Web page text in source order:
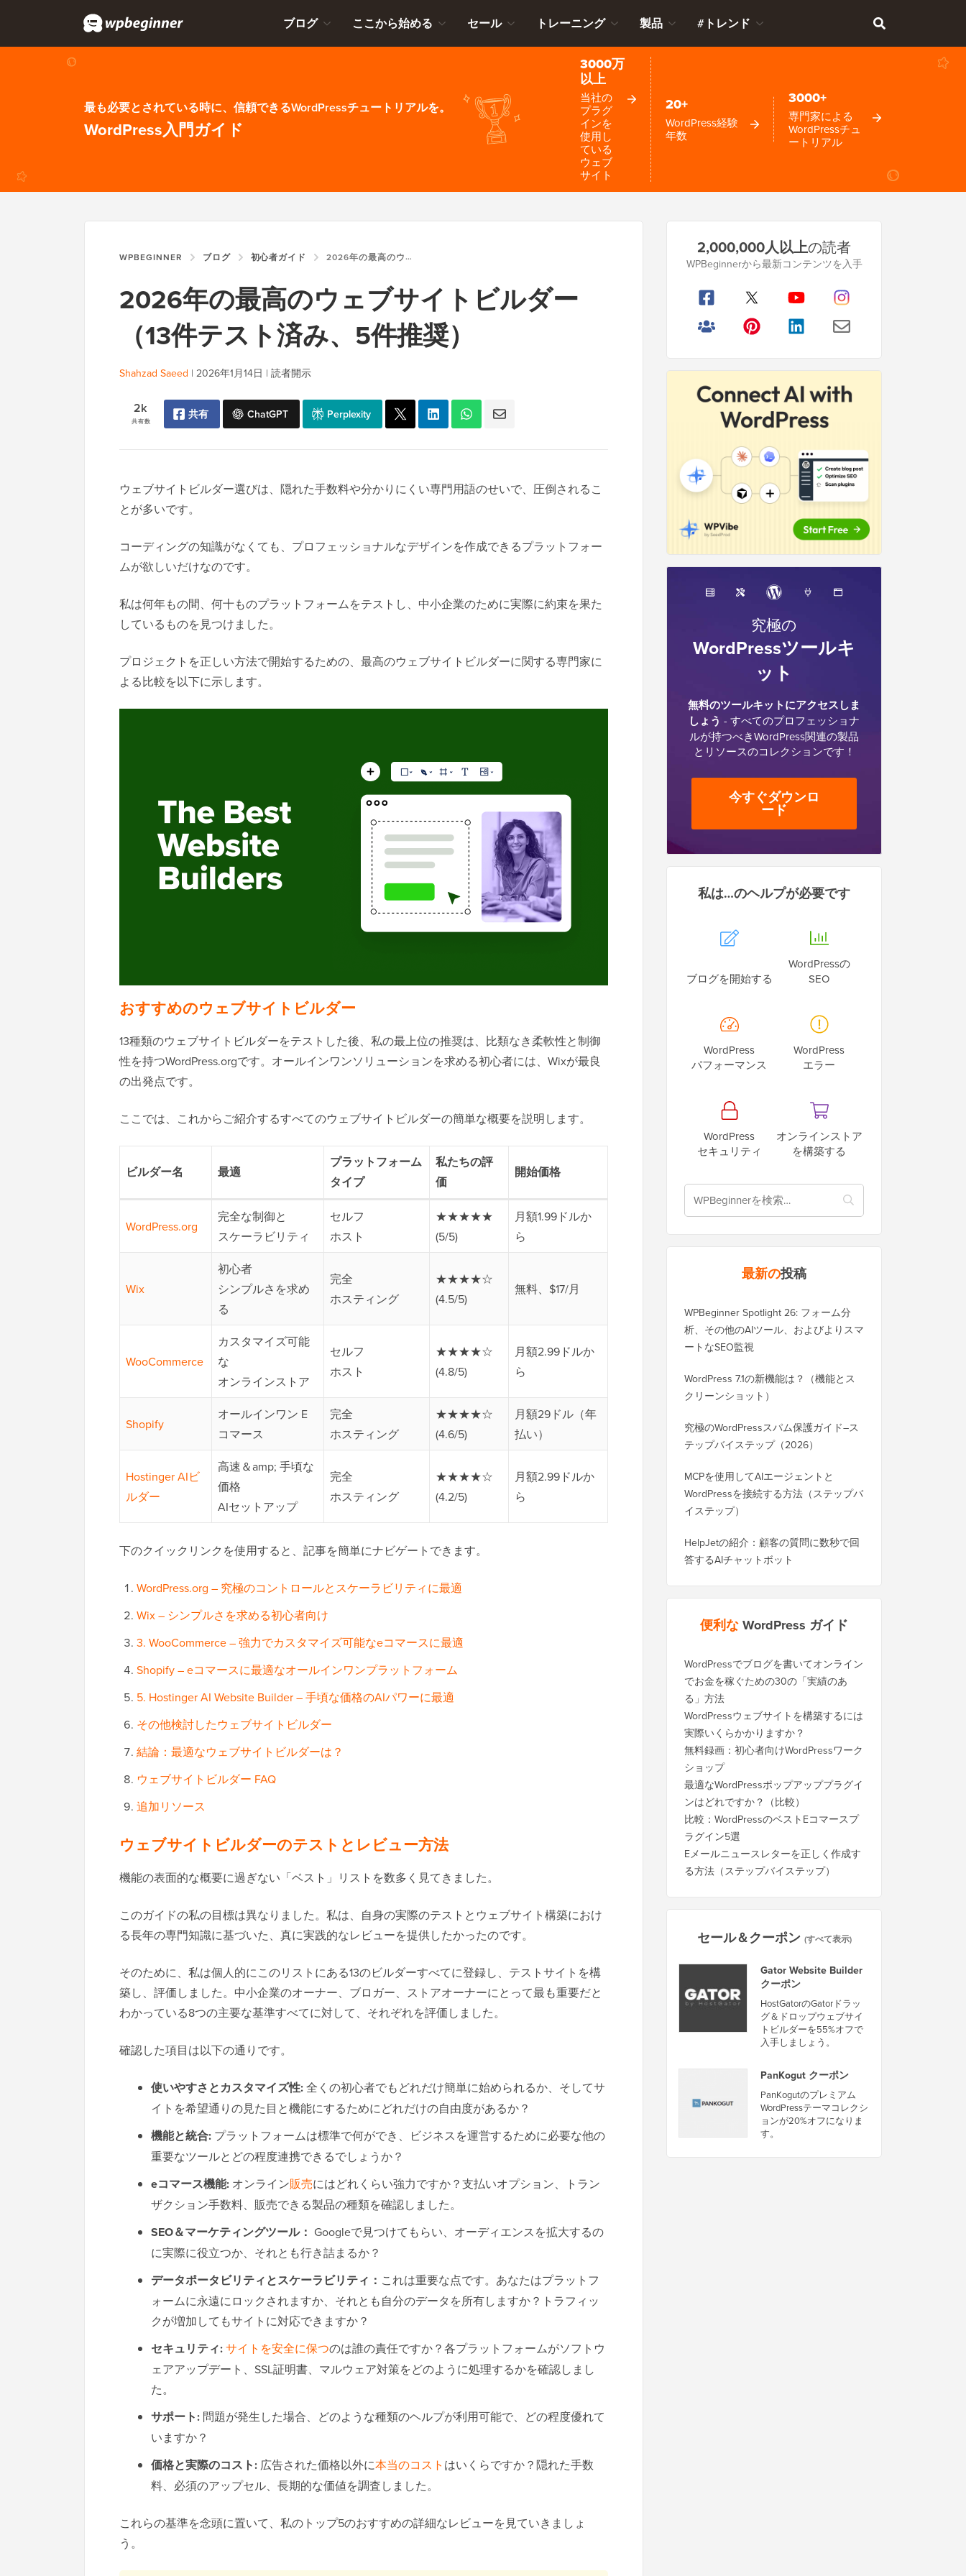
ブログ ここから始める セール トレーニング 製品 #トレンド
最も必要とされている時に、信頼できるWordPressチュートリアルを。
WordPress入門ガイド
3000万
以上
当社の
プラグ
インを
使用し
ている
ウェブ
サイト
20+
WordPress経験
年数
3000+
専門家による
WordPressチュ
ートリアル
WPBEGINNER ブログ 初心者ガイド 2026年の最高のウェブサイトビルダー（13件テスト済み、5件推奨）
2026年の最高のウェブサイトビルダー
（13件テスト済み、5件推奨）
Shahzad Saeed | 2026年1月14日 | 読者開示
共有数
2k 共有 ChatGPT Perplexity
ウェブサイトビルダー選びは、隠れた手数料や分かりにくい専門用語のせいで、圧倒されるこ
とが多いです。
コーディングの知識がなくても、プロフェッショナルなデザインを作成できるプラットフォー
ムが欲しいだけなのです。
私は何年もの間、何十ものプラットフォームをテストし、中小企業のために実際に約束を果た
しているものを見つけました。
プロジェクトを正しい方法で開始するための、最高のウェブサイトビルダーに関する専門家に
よる比較を以下に示します。
おすすめのウェブサイトビルダー
13種類のウェブサイトビルダーをテストした後、私の最上位の推奨は、比類なき柔軟性と制御
性を持つWordPress.orgです。オールインワンソリューションを求める初心者には、Wixが最良
の出発点です。
ここでは、これからご紹介するすべてのウェブサイトビルダーの簡単な概要を説明します。
ビルダー名 最適
プラットフォーム
タイプ
私たちの評
価
開始価格
WordPress.org
完全な制御と
スケーラビリティ
セルフ
ホスト
★★★★★
(5/5)
月額1.99ドルか
ら
Wix
初心者
シンプルさを求め
る
完全
ホスティング
★★★★☆
(4.5/5)
無料、$17/月
WooCommerce
カスタマイズ可能
な
オンラインストア
セルフ
ホスト
★★★★☆
(4.8/5)
月額2.99ドルか
ら
Shopify
オールインワン E
コマース
完全
ホスティング
★★★★☆
(4.6/5)
月額29ドル（年
払い）
Hostinger AIビ
ルダー
高速＆amp; 手頃な
価格
AIセットアップ
完全
ホスティング
★★★★☆
(4.2/5)
月額2.99ドルか
ら
下のクイックリンクを使用すると、記事を簡単にナビゲートできます。
WordPress.org – 究極のコントロールとスケーラビリティに最適
Wix – シンプルさを求める初心者向け
3. WooCommerce – 強力でカスタマイズ可能なeコマースに最適
Shopify – eコマースに最適なオールインワンプラットフォーム
5. Hostinger AI Website Builder – 手頃な価格のAIパワーに最適
その他検討したウェブサイトビルダー
結論：最適なウェブサイトビルダーは？
ウェブサイトビルダー FAQ
追加リソース
ウェブサイトビルダーのテストとレビュー方法
機能の表面的な概要に過ぎない「ベスト」リストを数多く見てきました。
このガイドの私の目標は異なりました。私は、自身の実際のテストとウェブサイト構築におけ
る長年の専門知識に基づいた、真に実践的なレビューを提供したかったのです。
そのために、私は個人的にこのリストにある13のビルダーすべてに登録し、テストサイトを構
築し、評価しました。中小企業のオーナー、ブロガー、ストアオーナーにとって最も重要だと
わかっている8つの主要な基準すべてに対して、それぞれを評価しました。
確認した項目は以下の通りです。
使いやすさとカスタマイズ性:全くの初心者でもどれだけ簡単に始められるか、そしてサ
イトを希望通りの見た目と機能にするためにどれだけの自由度があるか？
機能と統合: プラットフォームは標準で何ができ、ビジネスを運営するために必要な他の
重要なツールとどの程度連携できるでしょうか？
eコマース機能: オンライン販売にはどれくらい強力ですか？支払いオプション、トラン
ザクション手数料、販売できる製品の種類を確認しました。
SEO＆マーケティングツール： Googleで見つけてもらい、オーディエンスを拡大するの
に実際に役立つか、それとも行き詰まるか？
データポータビリティとスケーラビリティ： これは重要な点です。あなたはプラットフ
ォームに永遠にロックされますか、それとも自分のデータを所有しますか？トラフィッ
クが増加してもサイトに対応できますか？
セキュリティ:サイトを安全に保つのは誰の責任ですか？各プラットフォームがソフトウ
ェアアップデート、SSL証明書、マルウェア対策をどのように処理するかを確認しまし
た。
サポート: 問題が発生した場合、どのような種類のヘルプが利用可能で、どの程度優れて
いますか？
価格と実際のコスト: 広告された価格以外に本当のコスト はいくらですか？隠れた手数
料、必須のアップセル、長期的な価値を調査しました。
これらの基準を念頭に置いて、私のトップ5のおすすめの詳細なレビューを見ていきましょ
う。
サ
ー
2,000,000人以上の読者
WPBeginnerから最新コンテンツを入手
究極の
WordPressツールキ
ット
無料のツールキットにアクセスしま
しょう - すべてのプロフェッショナ
ルが持つべきWordPress関連の製品
とリソースのコレクションです！
今すぐダウンロ
ード
私は…のヘルプが必要です
ブログを開始する
WordPressの
SEO
WordPress
パフォーマンス
WordPress
エラー
WordPress
セキュリティ
オンラインストア
を構築する
最新の投稿
WPBeginner Spotlight 26: フォーム分
析、その他のAIツール、およびよりスマ
ートなSEO監視
WordPress 7.1の新機能は？（機能とス
クリーンショット）
究極のWordPressスパム保護ガイド–ス
テップバイステップ（2026）
MCPを使用してAIエージェントと
WordPressを接続する方法（ステップバ
イステップ）
HelpJetの紹介：顧客の質問に数秒で回
答するAIチャットボット
便利なWordPress ガイド
WordPressでブログを書いてオンライン
でお金を稼ぐための30の「実績のあ
る」方法
WordPressウェブサイトを構築するには
実際いくらかかりますか？
無料録画：初心者向けWordPressワーク
ショップ
最適なWordPressポップアッププラグイ
ンはどれですか？（比較）
比較：WordPressのベストEコマースプ
ラグイン5選
Eメールニュースレターを正しく作成す
る方法（ステップバイステップ）
セール＆クーポン (すべて表示)
Gator Website Builder
クーポン
HostGatorのGatorドラッ
グ＆ドロップウェブサイ
トビルダーを55%オフで
入手しましょう。
PanKogut クーポン
PanKogutのプレミアム
WordPressテーマコレクシ
ョンが20%オフになりま
す。